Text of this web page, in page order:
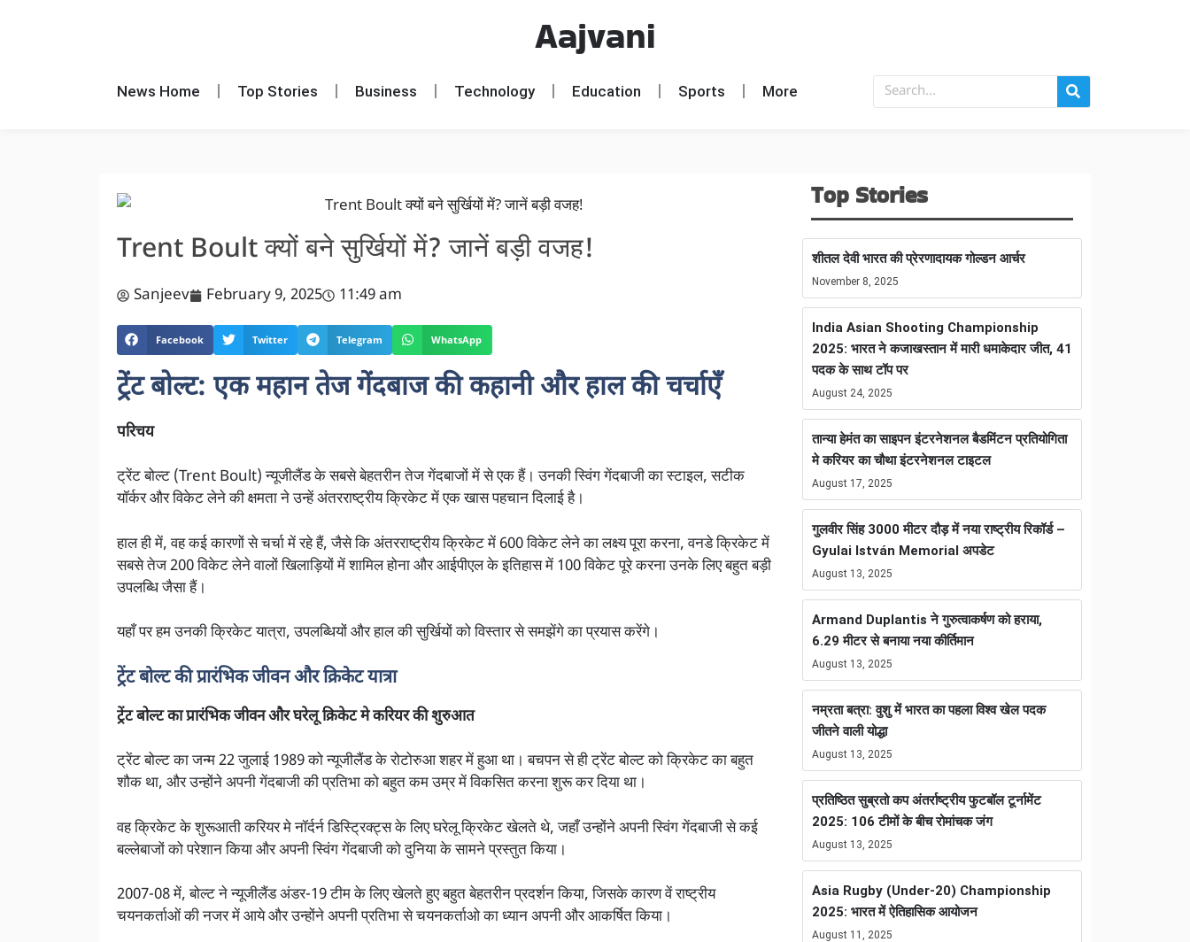
Aajvani
News Home Top Stories Business Technology Education Sports More
Trent Boult क्यों बने सुर्खियों में? जानें बड़ी वजह!
Sanjeev February 9, 2025 11:49 am
Facebook Twitter Telegram WhatsApp
ट्रेंट बोल्ट: एक महान तेज गेंदबाज की कहानी और हाल की चर्चाएँ
परिचय
ट्रेंट बोल्ट (Trent Boult) न्यूजीलैंड के सबसे बेहतरीन तेज गेंदबाजों में से एक हैं। उनकी स्विंग गेंदबाजी का स्टाइल, सटीक
यॉर्कर और विकेट लेने की क्षमता ने उन्हें अंतरराष्ट्रीय क्रिकेट में एक खास पहचान दिलाई है।
हाल ही में, वह कई कारणों से चर्चा में रहे हैं, जैसे कि अंतरराष्ट्रीय क्रिकेट में 600 विकेट लेने का लक्ष्य पूरा करना, वनडे क्रिकेट में
सबसे तेज 200 विकेट लेने वालों खिलाड़ियों में शामिल होना और आईपीएल के इतिहास में 100 विकेट पूरे करना उनके लिए बहुत बड़ी
उपलब्धि जैसा हैं।
यहाँ पर हम उनकी क्रिकेट यात्रा, उपलब्धियों और हाल की सुर्खियों को विस्तार से समझेंगे का प्रयास करेंगे।
ट्रेंट बोल्ट की प्रारंभिक जीवन और क्रिकेट यात्रा
ट्रेंट बोल्ट का प्रारंभिक जीवन और घरेलू क्रिकेट मे करियर की शुरुआत
ट्रेंट बोल्ट का जन्म 22 जुलाई 1989 को न्यूजीलैंड के रोटोरुआ शहर में हुआ था। बचपन से ही ट्रेंट बोल्ट को क्रिकेट का बहुत
शौक था, और उन्होंने अपनी गेंदबाजी की प्रतिभा को बहुत कम उम्र में विकसित करना शुरू कर दिया था।
वह क्रिकेट के शुरूआती करियर मे नॉर्दर्न डिस्ट्रिक्ट्स के लिए घरेलू क्रिकेट खेलते थे, जहाँ उन्होंने अपनी स्विंग गेंदबाजी से कई
बल्लेबाजों को परेशान किया और अपनी स्विंग गेंदबाजी को दुनिया के सामने प्रस्तुत किया।
2007-08 में, बोल्ट ने न्यूजीलैंड अंडर-19 टीम के लिए खेलते हुए बहुत बेहतरीन प्रदर्शन किया, जिसके कारण वें राष्ट्रीय
चयनकर्ताओं की नजर में आये और उन्होंने अपनी प्रतिभा से चयनकर्ताओ का ध्यान अपनी और आकर्षित किया।
Top Stories
शीतल देवी भारत की प्रेरणादायक गोल्डन आर्चर
November 8, 2025
India Asian Shooting Championship
2025: भारत ने कजाखस्तान में मारी धमाकेदार जीत, 41
पदक के साथ टॉप पर
August 24, 2025
तान्या हेमंत का साइपन इंटरनेशनल बैडमिंटन प्रतियोगिता
मे करियर का चौथा इंटरनेशनल टाइटल
August 17, 2025
गुलवीर सिंह 3000 मीटर दौड़ में नया राष्ट्रीय रिकॉर्ड –
Gyulai István Memorial अपडेट
August 13, 2025
Armand Duplantis ने गुरुत्वाकर्षण को हराया,
6.29 मीटर से बनाया नया कीर्तिमान
August 13, 2025
नम्रता बत्रा: वुशु में भारत का पहला विश्व खेल पदक
जीतने वाली योद्धा
August 13, 2025
प्रतिष्ठित सुब्रतो कप अंतर्राष्ट्रीय फुटबॉल टूर्नामेंट
2025: 106 टीमों के बीच रोमांचक जंग
August 13, 2025
Asia Rugby (Under-20) Championship
2025: भारत में ऐतिहासिक आयोजन
August 11, 2025